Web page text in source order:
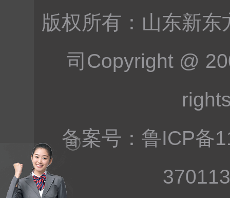
版权所有：山东新
司Copyright @
备案号： 鲁ICP备